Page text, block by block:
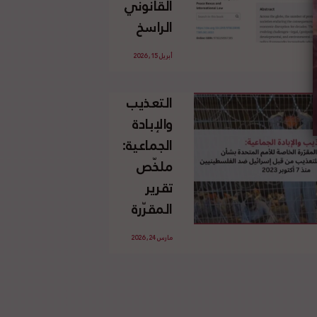
الإسرائيلي
غير
القانوني
الفلسطينية
القانوني
الراسخ
للاجئين
وحقهم
في العودة
بموجب
القانون
الدولي
أبريل 15, 2026
التعذيب
والإبادة
الجماعية:
ملخّص
تقرير
المقرّرة
الخاصة
مارس 24, 2026